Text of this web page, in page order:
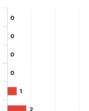
0
0
0
0
1
2